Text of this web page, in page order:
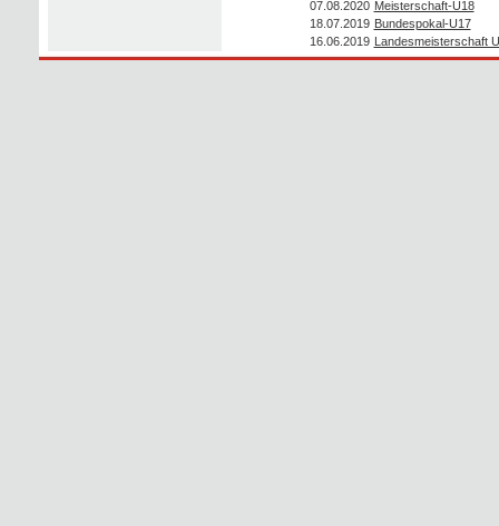
07.08.2020 Meisterschaft-U18
18.07.2019 Bundespokal-U17
16.06.2019 Landesmeisterschaft